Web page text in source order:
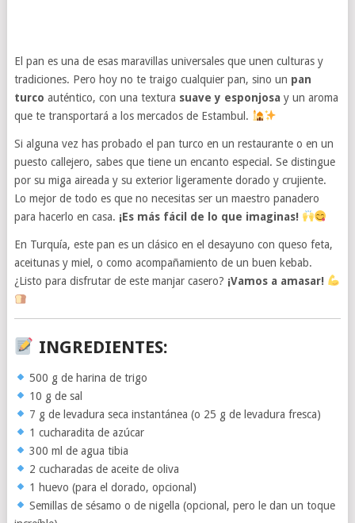
El pan es una de esas maravillas universales que unen culturas y
tradiciones. Pero hoy no te traigo cualquier pan, sino un pan
turco auténtico, con una textura suave y esponjosa y un aroma
que te transportará a los mercados de Estambul.
Si alguna vez has probado el pan turco en un restaurante o en un
puesto callejero, sabes que tiene un encanto especial. Se distingue
por su miga aireada y su exterior ligeramente dorado y crujiente.
Lo mejor de todo es que no necesitas ser un maestro panadero
para hacerlo en casa. ¡Es más fácil de lo que imaginas!
En Turquía, este pan es un clásico en el desayuno con queso feta,
aceitunas y miel, o como acompañamiento de un buen kebab.
¿Listo para disfrutar de este manjar casero? ¡Vamos a amasar!
INGREDIENTES:
500 g de harina de trigo
10 g de sal
7 g de levadura seca instantánea (o 25 g de levadura fresca)
1 cucharadita de azúcar
300 ml de agua tibia
2 cucharadas de aceite de oliva
1 huevo (para el dorado, opcional)
Semillas de sésamo o de nigella (opcional, pero le dan un toque